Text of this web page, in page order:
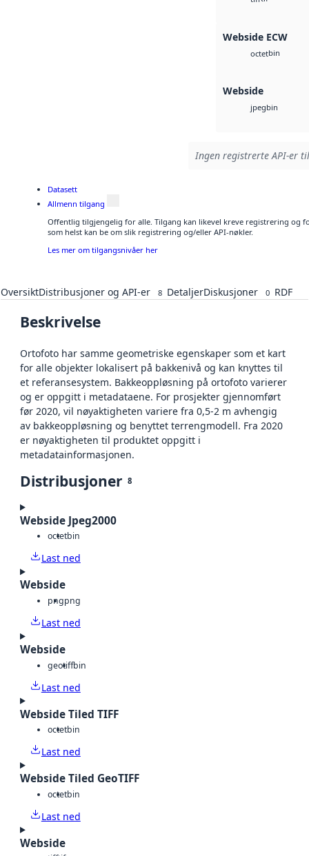
Webside ECW
octetbin
Webside
jpegbin
Ingen registrerte API-er
Datasett
Allmenn tilgang
Offentlig tilgjengelig for alle. Tilgang kan likevel kreve registrering og
som helst kan be om slik registrering og/eller API-nøkler.
Les mer om tilgangsnivåer her
OversiktDistribusjoner og API-er 8 DetaljerDiskusjoner 0 RDF
Beskrivelse
Ortofoto har samme geometriske egenskaper som et kart
for alle objekter lokalisert på bakkenivå og kan knyttes til
et referansesystem. Bakkeoppløsning på ortofoto varierer
og er oppgitt i metadataene. For prosjekter gjennomført
før 2020, vil nøyaktigheten variere fra 0,5-2 m avhengig
av bakkeoppløsning og benyttet terrengmodell. Fra 2020
er nøyaktigheten til produktet oppgitt i
metadatainformasjonen.
Distribusjoner 8
Webside Jpeg2000
octetbin
Last ned
Webside
pngpng
Last ned
Webside
geotiffbin
Last ned
Webside Tiled TIFF
octetbin
Last ned
Webside Tiled GeoTIFF
octetbin
Last ned
Webside